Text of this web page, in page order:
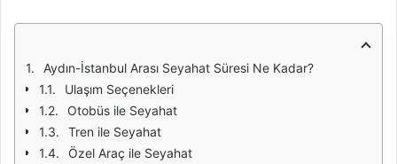
Aydın-İstanbul Arası Seyahat Süresi Ne Kadar?
Ulaşım Seçenekleri
Otobüs ile Seyahat
Tren ile Seyahat
Özel Araç ile Seyahat